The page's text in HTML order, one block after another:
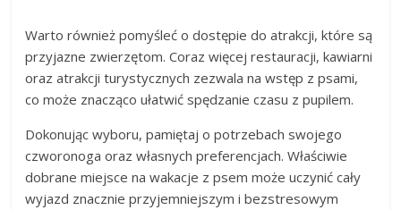
Warto również pomyśleć o dostępie do atrakcji, które są
przyjazne zwierzętom. Coraz więcej restauracji, kawiarni
oraz atrakcji turystycznych zezwala na wstęp z psami,
co może znacząco ułatwić spędzanie czasu z pupilem.
Dokonując wyboru, pamiętaj o potrzebach swojego
czworonoga oraz własnych preferencjach. Właściwie
dobrane miejsce na wakacje z psem może uczynić cały
wyjazd znacznie przyjemniejszym i bezstresowym